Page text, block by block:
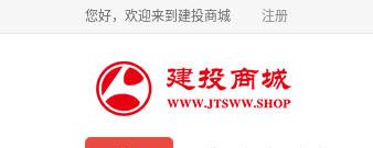
您好，欢迎来到建投商城 注册